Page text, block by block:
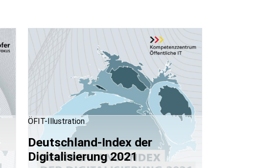
ÖFIT-Illustration
Deutschland-Index der
Digitalisierung 2021